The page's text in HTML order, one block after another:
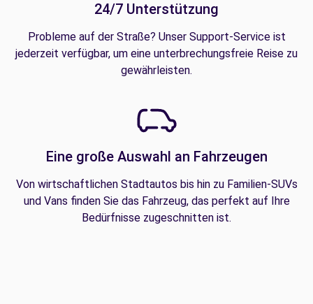
24/7 Unterstützung
Probleme auf der Straße? Unser Support-Service ist
jederzeit verfügbar, um eine unterbrechungsfreie Reise zu
gewährleisten.
Eine große Auswahl an Fahrzeugen
Von wirtschaftlichen Stadtautos bis hin zu Familien-SUVs
und Vans finden Sie das Fahrzeug, das perfekt auf Ihre
Bedürfnisse zugeschnitten ist.